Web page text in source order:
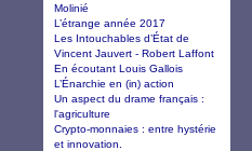
Molinié
L’étrange année 2017
Les Intouchables d’État de
Vincent Jauvert - Robert Laffont
En écoutant Louis Gallois
L’Énarchie en (in) action
Un aspect du drame français :
l'agriculture
Crypto-monnaies : entre hystérie
et innovation.